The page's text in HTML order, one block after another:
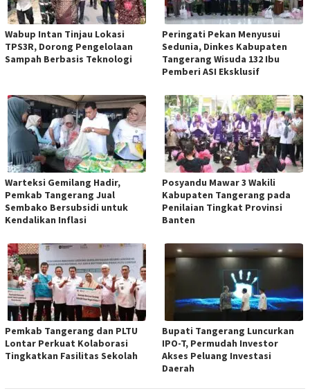
Wabup Intan Tinjau Lokasi
TPS3R, Dorong Pengelolaan
Sampah Berbasis Teknologi
Peringati Pekan Menyusui
Sedunia, Dinkes Kabupaten
Tangerang Wisuda 132 Ibu
Pemberi ASI Eksklusif
Warteksi Gemilang Hadir,
Pemkab Tangerang Jual
Sembako Bersubsidi untuk
Kendalikan Inflasi
Posyandu Mawar 3 Wakili
Kabupaten Tangerang pada
Penilaian Tingkat Provinsi
Banten
Pemkab Tangerang dan PLTU
Lontar Perkuat Kolaborasi
Tingkatkan Fasilitas Sekolah
Bupati Tangerang Luncurkan
IPO-T, Permudah Investor
Akses Peluang Investasi
Daerah